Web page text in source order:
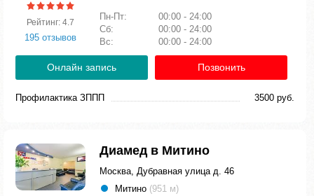
Рейтинг: 4.7
195 отзывов
Пн-Пт:
00:00 - 24:00
Сб:
00:00 - 24:00
Вс:
00:00 - 24:00
Онлайн запись Позвонить
Профилактика ЗППП 3500 руб.
Диамед в Митино
Москва, Дубравная улица д. 46
Митино (951 м)